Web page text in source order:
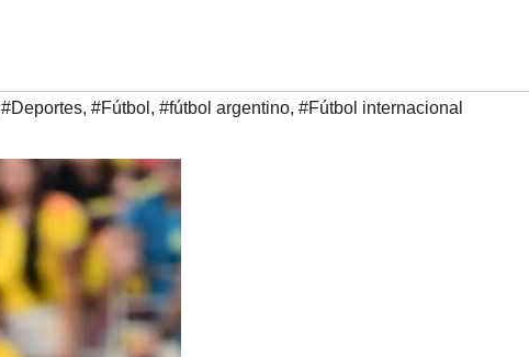
#Deportes, #Fútbol , #fútbol argentino, #Fútbol internacional